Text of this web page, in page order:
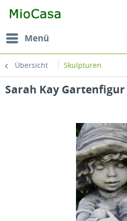
Menü
Übersicht Skulpturen
Sarah Kay Gartenfigur